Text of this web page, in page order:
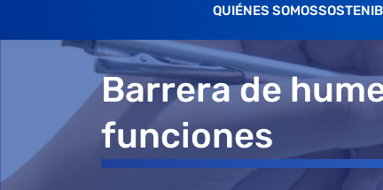
QUIÉNES SOMOS
Barrera de
funciones